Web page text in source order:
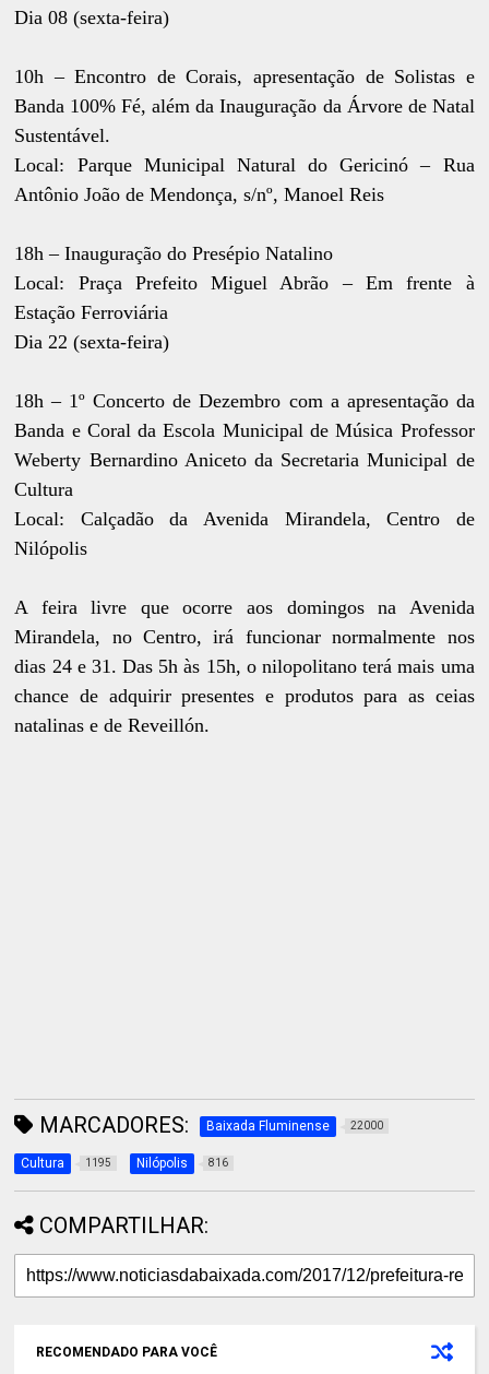
Dia 08 (sexta-feira)
10h – Encontro de Corais, apresentação de Solistas e
Banda 100% Fé, além da Inauguração da Árvore de Natal
Sustentável.
Local: Parque Municipal Natural do Gericinó – Rua
Antônio João de Mendonça, s/nº, Manoel Reis
18h – Inauguração do Presépio Natalino
Local: Praça Prefeito Miguel Abrão – Em frente à
Estação Ferroviária
Dia 22 (sexta-feira)
18h – 1º Concerto de Dezembro com a apresentação da
Banda e Coral da Escola Municipal de Música Professor
Weberty Bernardino Aniceto da Secretaria Municipal de
Cultura
Local: Calçadão da Avenida Mirandela, Centro de
Nilópolis
A feira livre que ocorre aos domingos na Avenida
Mirandela, no Centro, irá funcionar normalmente nos
dias 24 e 31. Das 5h às 15h, o nilopolitano terá mais uma
chance de adquirir presentes e produtos para as ceias
natalinas e de Reveillón.
MARCADORES: Baixada Fluminense 22000
Cultura 1195 Nilópolis 816
COMPARTILHAR:
RECOMENDADO PARA VOCÊ